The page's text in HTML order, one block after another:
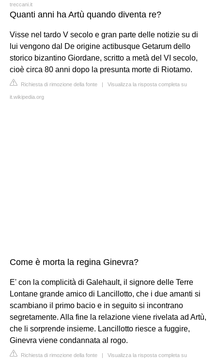
treccani.it
Quanti anni ha Artù quando diventa re?
Visse nel tardo V secolo e gran parte delle notizie su di
lui vengono dal De origine actibusque Getarum dello
storico bizantino Giordane, scritto a metà del VI secolo,
cioè circa 80 anni dopo la presunta morte di Riotamo.
Richiesta di rimozione della fonte | Visualizza la risposta completa su
it.wikipedia.org
Come è morta la regina Ginevra?
E' con la complicità di Galehault, il signore delle Terre
Lontane grande amico di Lancillotto, che i due amanti si
scambiano il primo bacio e in seguito si incontrano
segretamente. Alla fine la relazione viene rivelata ad Artù,
che li sorprende insieme. Lancillotto riesce a fuggire,
Ginevra viene condannata al rogo.
Richiesta di rimozione della fonte | Visualizza la risposta completa su